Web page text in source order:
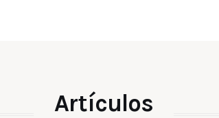
Artículos